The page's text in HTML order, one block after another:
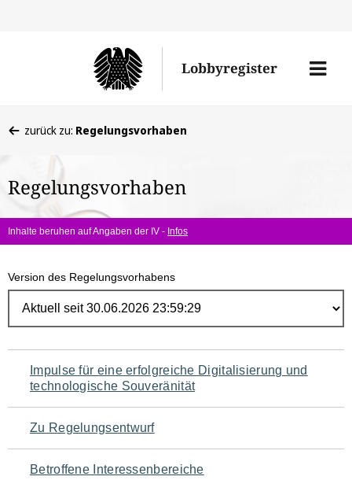
Lobbyregister
Menü
befinden
hier:
zurück zu: Regelungsvorhaben
Regelungsvorhaben
Inhalte beruhen auf Angaben der IV - Infos
Version des Regelungsvorhabens
Navigation
für
den
Seiteninhalt
Impulse für eine erfolgreiche Digitalisierung und
technologische Souveränität
Zu Regelungsentwurf
Betroffene Interessenbereiche